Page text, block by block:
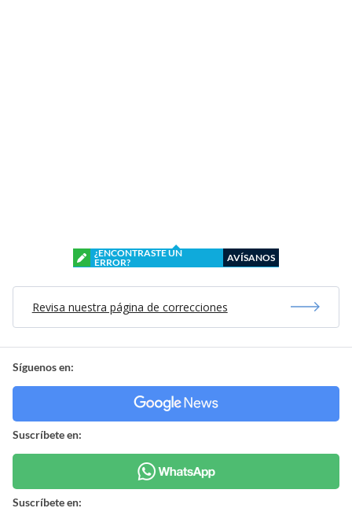
¿ENCONTRASTE UN
ERROR?
AVÍSANOS
Revisa nuestra página de correcciones
Síguenos en:
Suscríbete en:
Suscríbete en: